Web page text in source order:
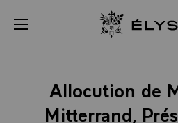
menu
Allocution de
Mitterrand,
Panneau de gestion des cookies